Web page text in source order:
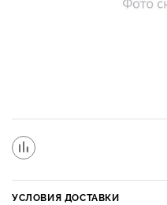
УСЛОВИЯ ДОСТАВКИ